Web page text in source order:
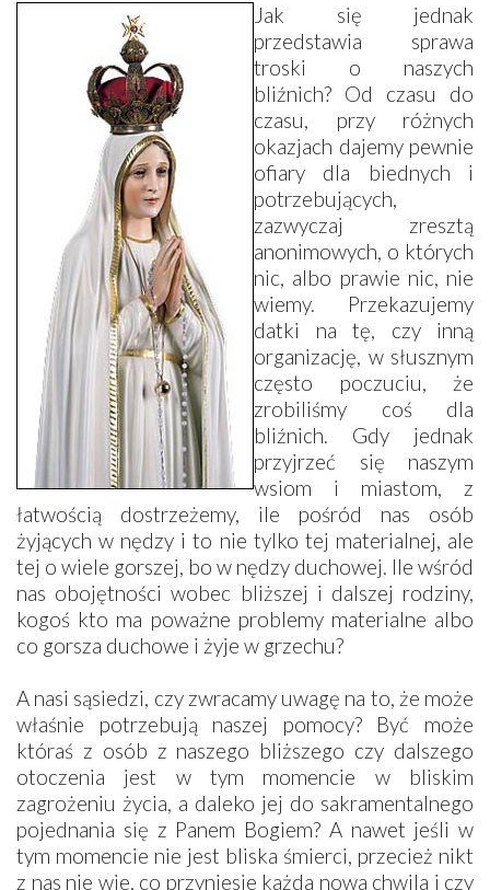
Jak się jednak
przedstawia sprawa
troski o naszych
bliźnich? Od czasu do
czasu, przy różnych
okazjach dajemy pewnie
ofiary dla biednych i
potrzebujących,
zazwyczaj zresztą
anonimowych, o których
nic, albo prawie nic, nie
wiemy. Przekazujemy
datki na tę, czy inną
organizację, w słusznym
często poczuciu, że
zrobiliśmy coś dla
bliźnich. Gdy jednak
przyjrzeć się naszym
wsiom i miastom, z
łatwością dostrzeżemy, ile pośród nas osób
żyjących w nędzy i to nie tylko tej materialnej, ale
tej o wiele gorszej, bo w nędzy duchowej. Ile wśród
nas obojętności wobec bliższej i dalszej rodziny,
kogoś kto ma poważne problemy materialne albo
co gorsza duchowe i żyje w grzechu?
A nasi sąsiedzi, czy zwracamy uwagę na to, że może
właśnie potrzebują naszej pomocy? Być może
któraś z osób z naszego bliższego czy dalszego
otoczenia jest w tym momencie w bliskim
zagrożeniu życia, a daleko jej do sakramentalnego
pojednania się z Panem Bogiem? A nawet jeśli w
tym momencie nie jest bliska śmierci, przecież nikt
z nas nie wie, co przyniesie każda nowa chwila i czy